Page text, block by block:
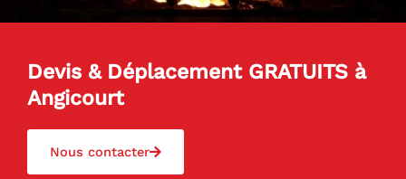
Devis & Déplacement GRATUITS à
Angicourt
Nous contacter